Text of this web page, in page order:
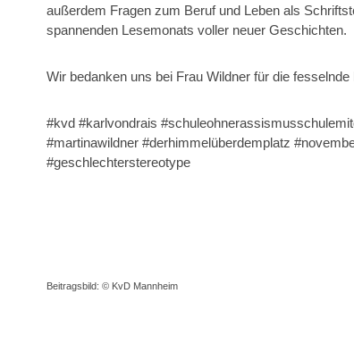
außerdem Fragen zum Beruf und Leben als
spannenden Lesemonats voller neuer Geschichten.
Wir bedanken uns bei Frau Wildner für die
#kvd #karlvondrais
#martinawildner #derhimmelüberdemplatz
#geschlechterstereotype
Beitragsbild: © KvD Mannheim